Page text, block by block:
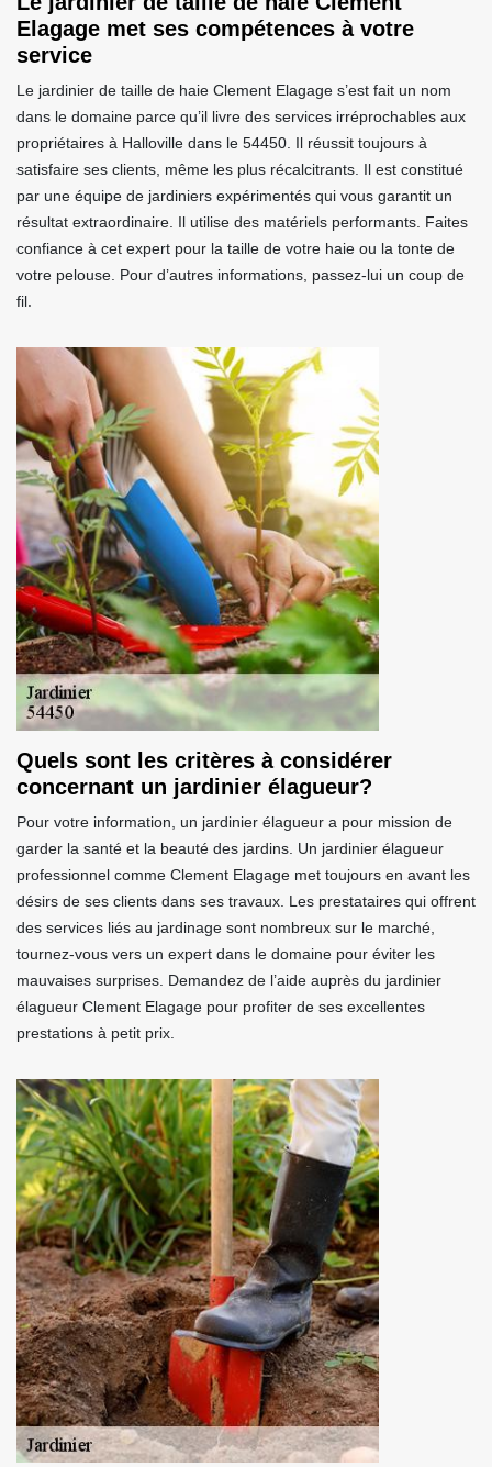
Elagage met ses compétences à votre
service
Le jardinier de taille de haie Clement Elagage s’est fait un nom
dans le domaine parce qu’il livre des services irréprochables aux
propriétaires à Halloville dans le 54450. Il réussit toujours à
satisfaire ses clients, même les plus récalcitrants. Il est constitué
par une équipe de jardiniers expérimentés qui vous garantit un
résultat extraordinaire. Il utilise des matériels performants. Faites
confiance à cet expert pour la taille de votre haie ou la tonte de
votre pelouse. Pour d’autres informations, passez-lui un coup de
fil.
Quels sont les critères à considérer
concernant un jardinier élagueur?
Pour votre information, un jardinier élagueur a pour mission de
garder la santé et la beauté des jardins. Un jardinier élagueur
professionnel comme Clement Elagage met toujours en avant les
désirs de ses clients dans ses travaux. Les prestataires qui offrent
des services liés au jardinage sont nombreux sur le marché,
tournez-vous vers un expert dans le domaine pour éviter les
mauvaises surprises. Demandez de l’aide auprès du jardinier
élagueur Clement Elagage pour profiter de ses excellentes
prestations à petit prix.